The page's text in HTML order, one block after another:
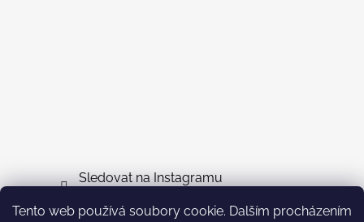
Tento web používá soubory cookie. Dalším procházením
Sledovat na Instagramu